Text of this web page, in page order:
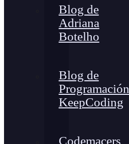
Blog de
Adriana
Botelho
Blog de
Programación
KeepCoding
Codemacers